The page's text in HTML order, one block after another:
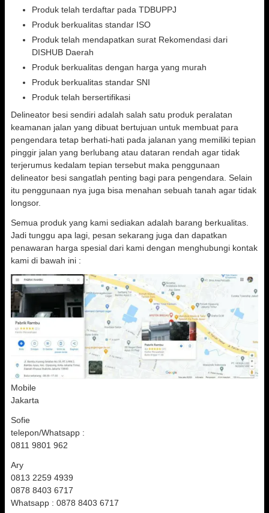
Produk telah terdaftar pada TDBUPPJ
Produk berkualitas standar ISO
Produk telah mendapatkan surat Rekomendasi dari
DISHUB Daerah
Produk berkualitas dengan harga yang murah
Produk berkualitas standar SNI
Produk telah bersertifikasi
Delineator besi sendiri adalah salah satu produk peralatan
keamanan jalan yang dibuat bertujuan untuk membuat para
pengendara tetap berhati-hati pada jalanan yang memiliki tepian
pinggir jalan yang berlubang atau dataran rendah agar tidak
terjerumus kedalam tepian tersebut maka penggunaan
delineator besi sangatlah penting bagi para pengendara. Selain
itu penggunaan nya juga bisa menahan sebuah tanah agar tidak
longsor.
Semua produk yang kami sediakan adalah barang berkualitas.
Jadi tunggu apa lagi, pesan sekarang juga dan dapatkan
penawaran harga spesial dari kami dengan menghubungi kontak
kami di bawah ini :
Mobile
Jakarta
Sofie
telepon/Whatsapp :
0811 9801 962
Ary
0813 2259 4939
0878 8403 6717
Whatsapp : 0878 8403 6717